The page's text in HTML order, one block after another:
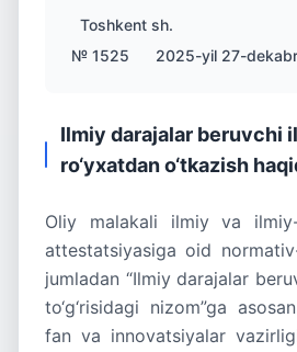
Toshkent sh.
№ 1525
2025-yil 27-dekabr
Ilmiy darajalar beruvchi
ro‘yxatdan o‘tkazish
Oliy malakali ilmiy va
attestatsiyasiga oid
jumladan “Ilmiy darajalar
to‘g‘risidagi nizom”ga
fan va innovatsiyalar